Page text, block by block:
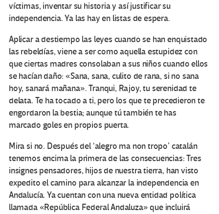
víctimas, inventar su historia y así justificar su
independencia. Ya las hay en listas de espera.
Aplicar a destiempo las leyes cuando se han enquistado
las rebeldías, viene a ser como aquella estupidez con
que ciertas madres consolaban a sus niños cuando ellos
se hacían daño: «Sana, sana, culito de rana, si no sana
hoy, sanará mañana». Tranqui, Rajoy, tu serenidad te
delata. Te ha tocado a ti, pero los que te precedieron te
engordaron la bestia; aunque tú también te has
marcado goles en propios puerta.
Mira si no. Después del ‘alegro ma non tropo’ catalán
tenemos encima la primera de las consecuencias: Tres
insignes pensadores, hijos de nuestra tierra, han visto
expedito el camino para alcanzar la independencia en
Andalucía. Ya cuentan con una nueva entidad política
llamada «República Federal Andaluza» que incluirá